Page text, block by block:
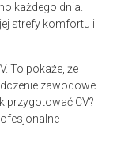
każdego dnia.
strefy komfortu i
To pokaże, że
zawodowe
przygotować CV?